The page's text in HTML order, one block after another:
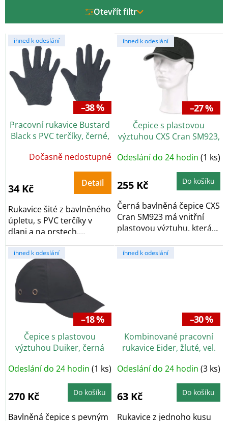
k
ů
Otevřít filtr
V
ý
d
ihned k odeslání
–38 %
Pracovní rukavice Bustard
Black s PVC terčíky, černé,
Dočasně nedostupné
34 Kč Detail
Rukavice šité z bavlněného
úpletu, s PVC terčíky v
dlani a na prstech,
pružinkou na...
ihned k odeslání
–27 %
Čepice s plastovou
výztuhou CXS Cran SM923,
Odeslání do 24 hodin (1 ks)
255 Kč Do košíku
Černá bavlněná čepice CXS
Cran SM923 má vnitřní
plastovou výztuhu, která
ihned k odeslání
–18 %
Čepice s plastovou
výztuhou Duiker, černá
Odeslání do 24 hodin (1 ks)
270 Kč Do košíku
Bavlněná čepice s pevným
ihned k odeslání
–30 %
Kombinované pracovní
rukavice Eider, žluté, vel.
Odeslání do 24 hodin (3 ks)
63 Kč Do košíku
Rukavice z jednoho kusu